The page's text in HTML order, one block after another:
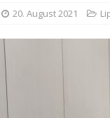
20. August 2021